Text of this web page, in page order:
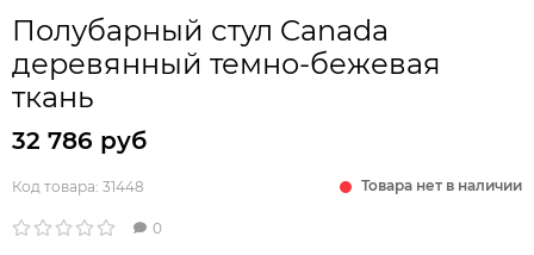
Полубарный стул Canada
деревянный темно-бежевая
ткань
32 786 руб
Код товара: 31448 Товара нет в наличии
0